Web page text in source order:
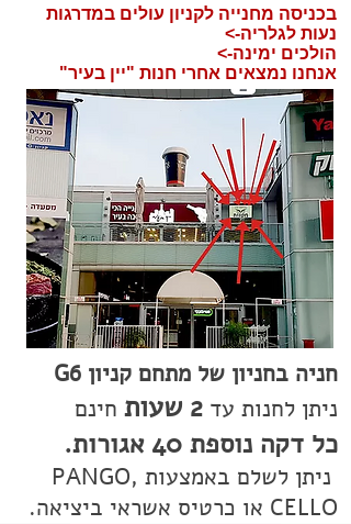
בכניסה מחנייה לקניון עולים במדרגות
נעות לגלריה->
הולכים ימינה->
אנחנו נמצאים אחרי חנות "יין בעיר"
חניה בחניון של מתחם קניון G6
ניתן לחנות עד 2 שעות חינם
כל דקה נוספת 40 אגורות.
ניתן לשלם באמצעות PANGO,
CELLO או כרטיס אשראי ביציאה.